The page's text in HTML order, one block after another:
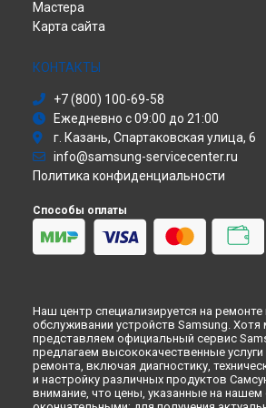
Ремонт принтера ML-1650 Samsung в
Сабвуфер
Холодильник
Моноблок
Атс
Смарт-часы
Варочная панель
Посудомоечная машина
Морозильная камера
Кондиционер
Духовой шкаф
Вытяжка
Мастера
Карта сайта
КОНТАКТЫ
+7 (800) 100-69-58
Ежедневно с 09:00 до 21:00
г. Казань, Спартаковская улица, 6
info@samsung-servicecenter.ru
Политика конфиденциальности
Способы оплаты
Наш центр специализируется на ремонте
обслуживании устройств Samsung. Хотя
представляем официальный сервис
предлагаем высококачественные услуги
ремонта, включая диагностику,
и настройку различных продуктов
внимание, что цены, указанные на нашем